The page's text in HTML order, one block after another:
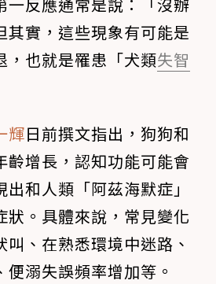
一反應通常是說：「沒辦
其實，這些現象有可能是
，也就是罹患「犬類失智
輝日前撰文指出，狗狗和
齡增長，認知功能可能會
和人類「阿茲海默症」
狀。具體來說，常見變化
、在熟悉環境中迷路、
溺失誤頻率增加等。